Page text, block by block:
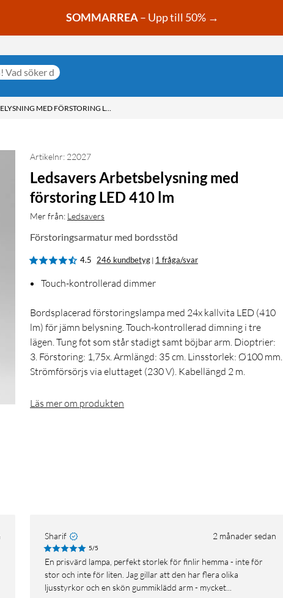
SOMMARREA– Upp till 50% →
LEDSAVERS ARBETSBELYSNING MED FÖRSTORING LED 410 LM
Artikelnr: 22027
Ledsavers Arbetsbelysning med
förstoring LED 410 lm
Mer från: Ledsavers
Förstoringsarmatur med bordsstöd
4.5 246 kundbetyg | 1 fråga/svar
Touch-kontrollerad dimmer
Bordsplacerad förstoringslampa med 24x kallvita LED (410
lm) för jämn belysning. Touch-kontrollerad dimning i tre
lägen. Tung fot som står stadigt samt böjbar arm. Dioptrier:
3. Förstoring: 1,75x. Armlängd: 35 cm. Linsstorlek: Ø100 mm.
Strömförsörjs via eluttaget (230 V). Kabellängd 2 m.
Läs mer om produkten
Sharif 2 månader sedan
5/5
En prisvärd lampa, perfekt storlek för finlir hemma - inte för
stor och inte för liten. Jag gillar att den har flera olika
ljusstyrkor och en skön gummiklädd arm - mycket...